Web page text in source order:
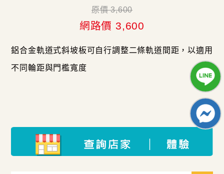
原價 3,600
網路價 3,600
鋁合金軌道式斜坡板可自行調整二條軌道間距，以適用
不同輪距與門檻寬度